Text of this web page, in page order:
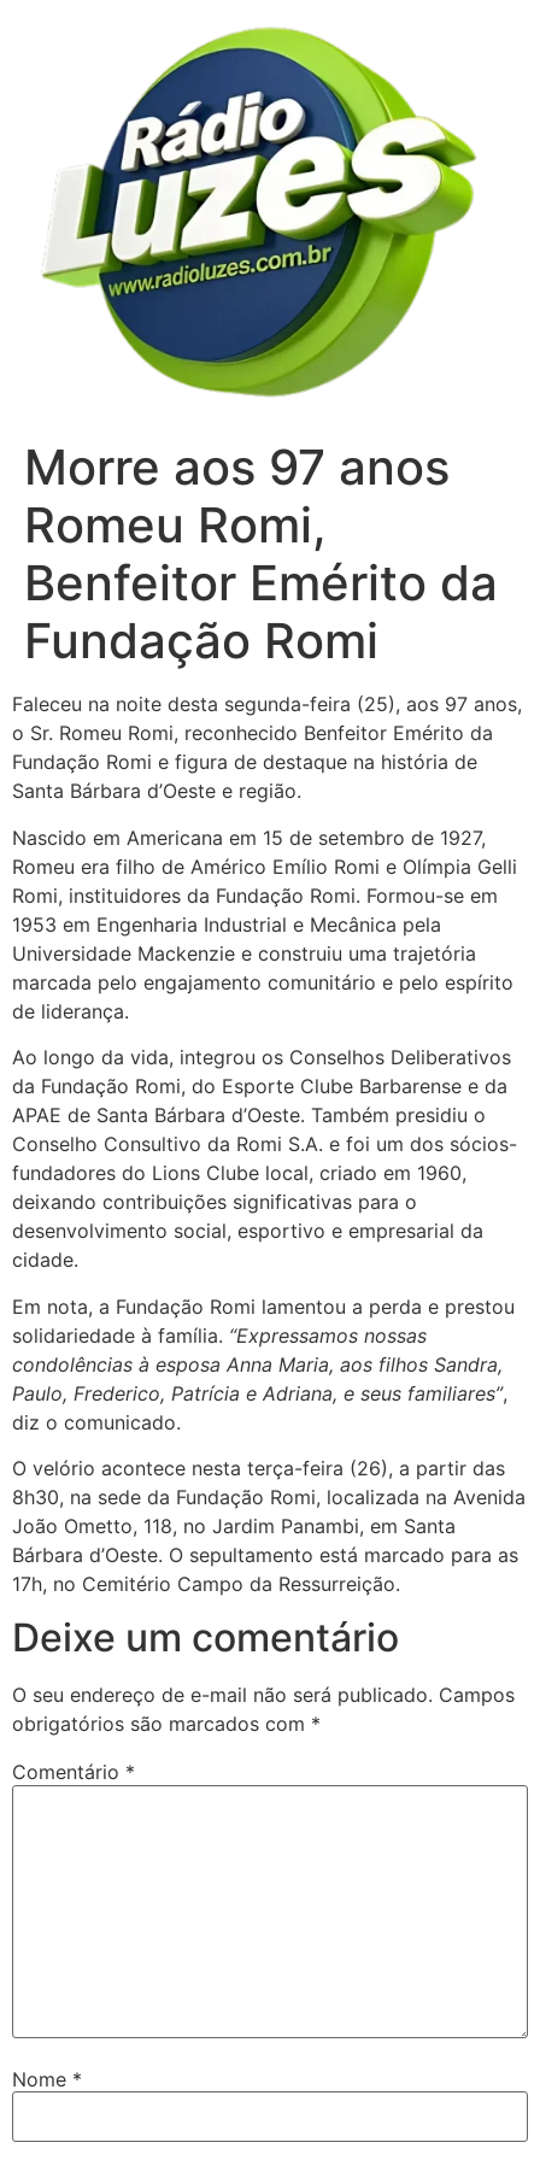
Morre aos 97 anos
Romeu Romi,
Benfeitor Emérito da
Fundação Romi
Faleceu na noite desta segunda-feira (25), aos 97 anos,
o Sr. Romeu Romi, reconhecido Benfeitor Emérito da
Fundação Romi e figura de destaque na história de
Santa Bárbara d’Oeste e região.
Nascido em Americana em 15 de setembro de 1927,
Romeu era filho de Américo Emílio Romi e Olímpia Gelli
Romi, instituidores da Fundação Romi. Formou-se em
1953 em Engenharia Industrial e Mecânica pela
Universidade Mackenzie e construiu uma trajetória
marcada pelo engajamento comunitário e pelo espírito
de liderança.
Ao longo da vida, integrou os Conselhos Deliberativos
da Fundação Romi, do Esporte Clube Barbarense e da
APAE de Santa Bárbara d’Oeste. Também presidiu o
Conselho Consultivo da Romi S.A. e foi um dos sócios-
fundadores do Lions Clube local, criado em 1960,
deixando contribuições significativas para o
desenvolvimento social, esportivo e empresarial da
cidade.
Em nota, a Fundação Romi lamentou a perda e prestou
solidariedade à família. “Expressamos nossas
condolências à esposa Anna Maria, aos filhos Sandra,
Paulo, Frederico, Patrícia e Adriana, e seus familiares”,
diz o comunicado.
O velório acontece nesta terça-feira (26), a partir das
8h30, na sede da Fundação Romi, localizada na Avenida
João Ometto, 118, no Jardim Panambi, em Santa
Bárbara d’Oeste. O sepultamento está marcado para as
17h, no Cemitério Campo da Ressurreição.
Deixe um comentário
O seu endereço de e-mail não será publicado. Campos
obrigatórios são marcados com *
Comentário *
Nome *